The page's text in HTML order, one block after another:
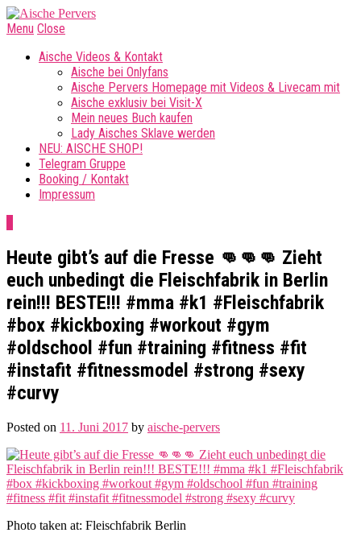
Menu Close
Aische Videos & Kontakt
Aische bei Onlyfans
Aische Pervers Homepage mit Videos & Livecam mit
Aische exklusiv bei Visit-X
Mein neues Buch kaufen
Lady Aisches Sklave werden
NEU: AISCHE SHOP!
Telegram Gruppe
Booking / Kontakt
Impressum
Heute gibt’s auf die Fresse 👊👊👊 Zieht
euch unbedingt die Fleischfabrik in Berlin
rein!!! BESTE!!! #mma #k1 #Fleischfabrik
#box #kickboxing #workout #gym
#oldschool #fun #training #fitness #fit
#instafit #fitnessmodel #strong #sexy
#curvy
Posted on 11. Juni 2017 by aische-pervers
Photo taken at: Fleischfabrik Berlin